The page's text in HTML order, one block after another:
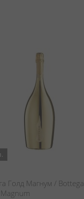
Голд Магнум / Bottega